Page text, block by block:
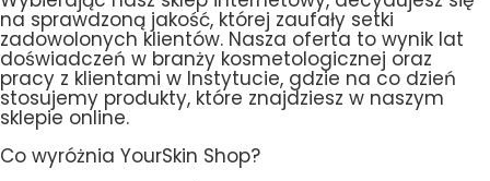
na sprawdzoną jakość, której zaufały setki
zadowolonych klientów. Nasza oferta to wynik lat
doświadczeń w branży kosmetologicznej oraz
pracy z klientami w Instytucie, gdzie na co dzień
stosujemy produkty, które znajdziesz w naszym
sklepie online.
Co wyróżnia YourSkin Shop?